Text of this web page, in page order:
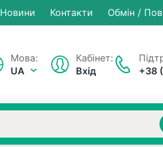
Новини Контакти Обмін /
+38
Мова:
UA
Кабінет:
Вхід